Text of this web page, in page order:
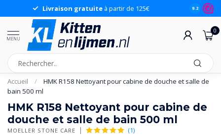
Livraison gratuite à partir de 125€ 9.2
MENU
0
Accueil /
HMK R158 Nettoyant pour cabine de douche et salle de
bain 500 ml
HMK R158 Nettoyant pour cabine de
douche et salle de bain 500 ml
MOELLER STONE CARE (1)